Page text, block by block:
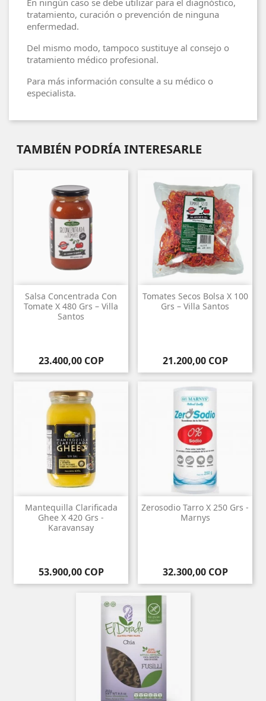
En ningún caso se debe utilizar para el diagnóstico,
tratamiento, curación o prevención de ninguna
enfermedad.
Del mismo modo, tampoco sustituye al consejo o
tratamiento médico profesional.
Para más información consulte a su médico o
especialista.
TAMBIÉN PODRÍA INTERESARLE
Salsa Concentrada Con
Tomate X 480 Grs – Villa
Santos
Precio
23.400,00 COP
Tomates Secos Bolsa X 100
Grs – Villa Santos
Precio
21.200,00 COP
Mantequilla Clarificada
Ghee X 420 Grs -
Karavansay
Precio
53.900,00 COP
Zerosodio Tarro X 250 Grs -
Marnys
Precio
32.300,00 COP